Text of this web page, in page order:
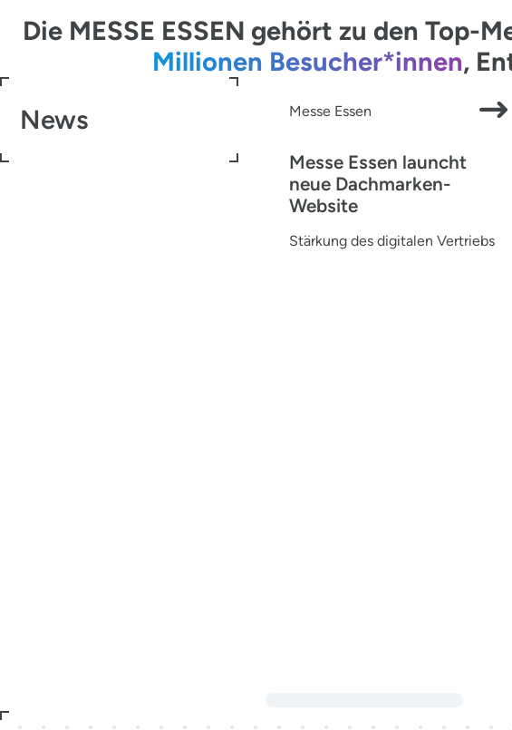
Die MESSE ESSEN gehört zu den
Millionen Besucher*innen,
News
Messe Essen
Messe Essen launcht
neue Dachmarken-
Website
Stärkung des digitalen Vertriebs